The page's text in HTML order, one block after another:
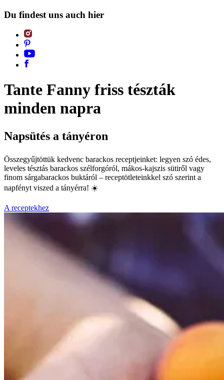
Du findest uns auch hier
Tante Fanny friss tészták
minden napra
Napsütés a tányéron
Összegyűjtöttük kedvenc barackos receptjeinket: legyen szó édes,
leveles tésztás barackos szélforgóról, mákos-kajszis sütiről vagy
finom sárgabarackos buktáról – receptötleteinkkel szó szerint a
napfényt viszed a tányérra! ☀️
A receptekhez